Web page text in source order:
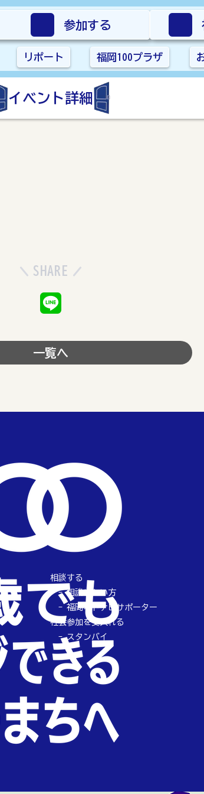
参加する
リポート 福岡100プラザ
イベント詳細
SHARE
一覧へ
相談する
相談したい方
福岡オトナビサポーター
社会参加を受入れる
スタンバイ